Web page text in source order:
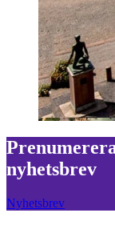
nyhetsbrev
Nyhetsbrev